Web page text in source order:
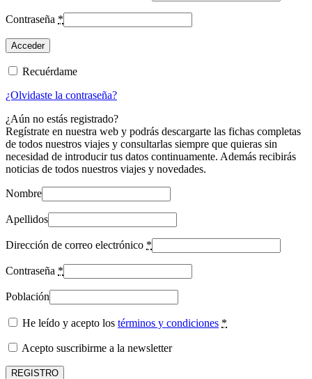
Contraseña *
Recuérdame
¿Olvidaste la contraseña?
¿Aún no estás registrado?
Regístrate en nuestra web y podrás descargarte las fichas completas
de todos nuestros viajes y consultarlas siempre que quieras sin
necesidad de introducir tus datos continuamente. Además recibirás
noticias de todos nuestros viajes y novedades.
Nombre
Apellidos
Dirección de correo electrónico *
Contraseña *
Población
He leído y acepto los términos y condiciones *
Acepto suscribirme a la newsletter